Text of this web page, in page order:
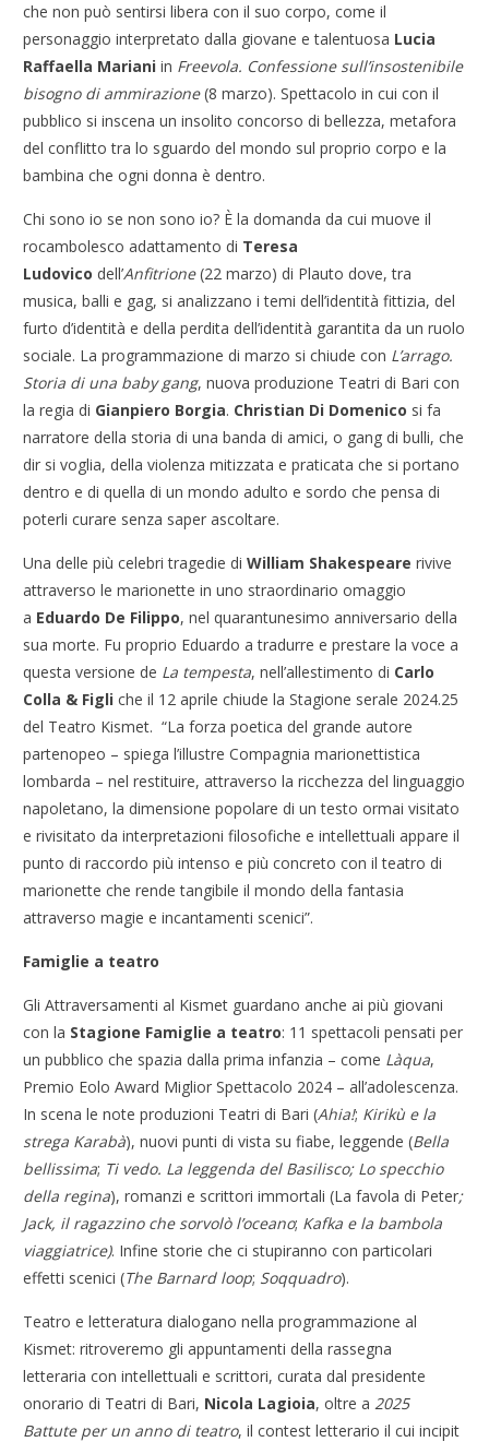
che non può sentirsi libera con il suo corpo, come il
personaggio interpretato dalla giovane e talentuosa Lucia
Raffaella Mariani in Freevola. Confessione sull’insostenibile
bisogno di ammirazione (8 marzo). Spettacolo in cui con il
pubblico si inscena un insolito concorso di bellezza, metafora
del conflitto tra lo sguardo del mondo sul proprio corpo e la
bambina che ogni donna è dentro.
Chi sono io se non sono io? È la domanda da cui muove il
rocambolesco adattamento di Teresa
Ludovico dell’Anfitrione(22 marzo) di Plauto dove, tra
musica, balli e gag, si analizzano i temi dell’identità fittizia, del
furto d’identità e della perdita dell’identità garantita da un ruolo
sociale. La programmazione di marzo si chiude con L’arrago.
Storia di una baby gang, nuova produzione Teatri di Bari con
la regia di Gianpiero Borgia. Christian Di Domenico si fa
narratore della storia di una banda di amici, o gang di bulli, che
dir si voglia, della violenza mitizzata e praticata che si portano
dentro e di quella di un mondo adulto e sordo che pensa di
poterli curare senza saper ascoltare.
Una delle più celebri tragedie diWilliam Shakespeare rivive
attraverso le marionette in uno straordinario omaggio
a Eduardo De Filippo, nel quarantunesimo anniversario della
sua morte. Fu proprio Eduardo a tradurre e prestare la voce a
questa versione de La tempesta, nell’allestimento di Carlo
Colla & Figli che il 12 aprile chiude la Stagione serale 2024.25
del Teatro Kismet. “La forza poetica del grande autore
partenopeo – spiega l’illustre Compagnia marionettistica
lombarda – nel restituire, attraverso la ricchezza del linguaggio
napoletano, la dimensione popolare di un testo ormai visitato
e rivisitato da interpretazioni filosofiche e intellettuali appare il
punto di raccordo più intenso e più concreto con il teatro di
marionette che rende tangibile il mondo della fantasia
attraverso magie e incantamenti scenici”.
Famiglie a teatro
Gli Attraversamenti al Kismet guardano anche ai più giovani
con la Stagione Famiglie a teatro: 11 spettacoli pensati per
un pubblico che spazia dalla prima infanzia – come Làqua,
Premio Eolo Award Miglior Spettacolo 2024 – all’adolescenza.
In scena le note produzioni Teatri di Bari (Ahia!; Kirikù e la
strega Karabà), nuovi punti di vista su fiabe, leggende (Bella
bellissima; Ti vedo. La leggenda del Basilisco; Lo specchio
della regina), romanzi e scrittori immortali (La favola di Peter;
Jack, il ragazzino che sorvolò l’oceano; Kafka e la bambola
viaggiatrice). Infine storie che ci stupiranno con particolari
effetti scenici (The Barnard loop; Soqquadro).
Teatro e letteratura dialogano nella programmazione al
Kismet: ritroveremo gli appuntamenti della rassegna
letteraria con intellettuali e scrittori, curata dal presidente
onorario di Teatri di Bari, Nicola Lagioia, oltre a2025
Battute per un anno di teatro, il contest letterario il cui incipit